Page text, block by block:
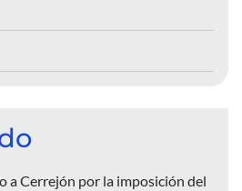
a Cerrejón por la imposición del